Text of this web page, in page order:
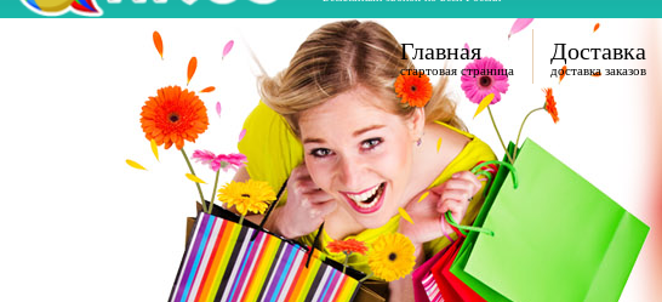
Главная
стартовая страница
Доставка
доставка заказов